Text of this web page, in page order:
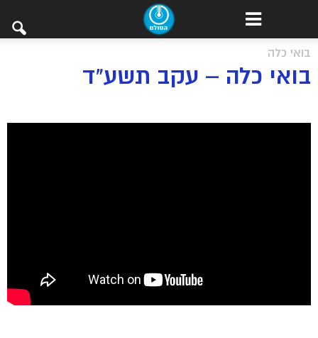
בואי כלה
בואי כלה – עקב תשע"ד